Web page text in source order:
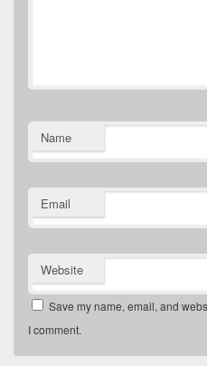
Name
Email
Website
Save my name, email, and
I comment.